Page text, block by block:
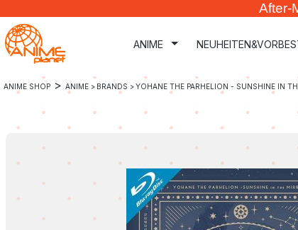
Hauptinhalt springen
Zur Suche springen
Zur Hauptnavigation springen
After-
ANIME
ANIME SHOP > ANIME > BRANDS >YOHANE THE PARHELION - SUNSHINE IN